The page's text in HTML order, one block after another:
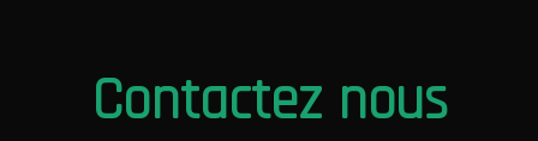
Contactez nous